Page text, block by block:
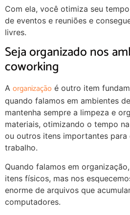
Com ela, você otimiza seu
de eventos e reuniões e
livres.
Seja organizado nos
coworking
A organização é outro item
quando falamos em ambientes
mantenha sempre a limpeza e
materiais, otimizando o tempo
ou outros itens importantes para
trabalho.
Quando falamos em
itens físicos, mas nos
enorme de arquivos que
computadores.